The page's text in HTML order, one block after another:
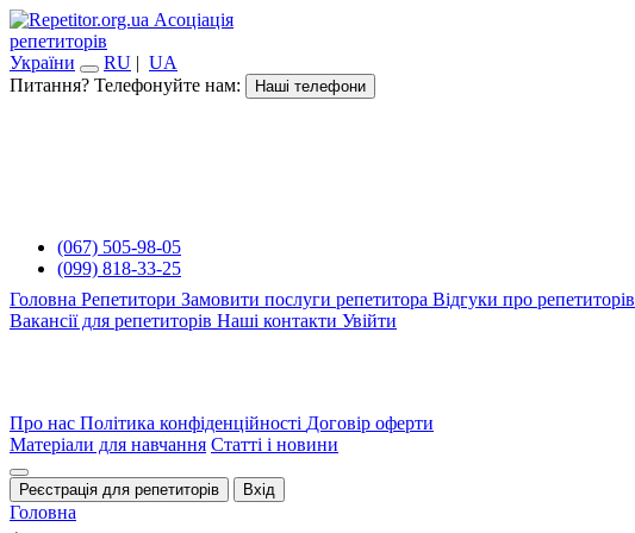
Асоціація
репетиторів
України
RU | UA
Питання? Телефонуйте нам:
Наші телефони
(067) 505-98-05
(099) 818-33-25
Головна Репетитори Замовити послуги репетитора Відгуки про репетиторів
Вакансії для репетиторів Наші контакти Увійти
Про нас Політика конфіденційності Договір оферти
Матеріали для навчання Статті і новини
Реєстрація для репетиторів Вхід
Головна